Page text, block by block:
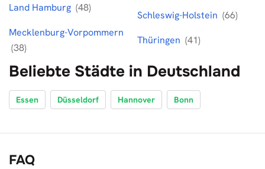
Land Hamburg (48)
Mecklenburg-Vorpommern
(38)
Schleswig-Holstein (66)
Thüringen (41)
Beliebte Städte in Deutschland
Essen Düsseldorf Hannover Bonn
FAQ